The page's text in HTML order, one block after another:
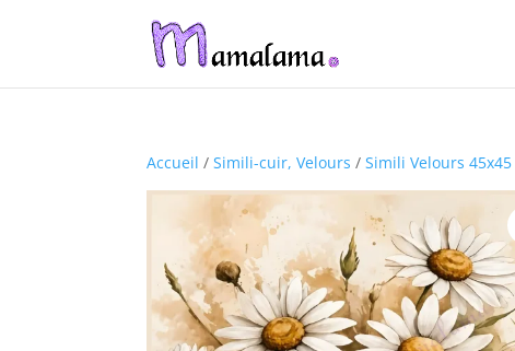
Accueil /Simili-cuir, Velours /Simili Velours 45x45